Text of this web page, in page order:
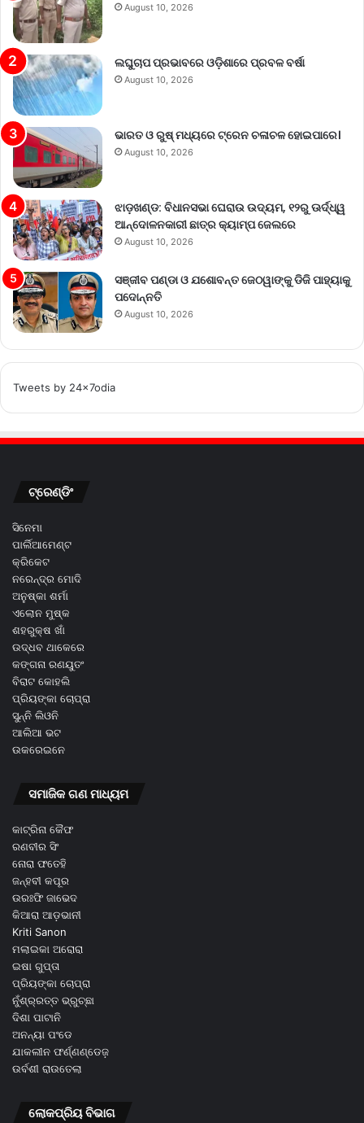
August 10, 2026
ଲଘୁଚାପ ପ୍ରଭାବରେ ଓଡ଼ିଶାରେ ପ୍ରବଳ ବର୍ଷା
August 10, 2026
ଭାରତ ଓ ରୁଷ୍ ମଧ୍ୟରେ ଟ୍ରେନ ଚଳାଚଳ ହୋଇପାରେ।
August 10, 2026
ଝାଡ଼ଖଣ୍ଡ: ବିଧାନସଭା ଘେରାଉ ଉଦ୍ୟମ, ୧୨ରୁ ଊର୍ଦ୍ଧ୍ୱ
ଆନ୍ଦୋଳନକାରୀ ଛାତ୍ର କ୍ୟାମ୍ପ ଜେଲରେ
August 10, 2026
ସଞ୍ଜୀବ ପଣ୍ଡା ଓ ଯଶୋବନ୍ତ ଜେଠୱାଙ୍କୁ ଡିଜି ପାହ୍ୟାକୁ
ପଦୋନ୍ନତି
August 10, 2026
Tweets by 24x7odia
ଟ୍ରେଣ୍ଡିଂ
ସିନେମା
ପାର୍ଲିଆମେଣ୍ଟ
କ୍ରିକେଟ
ନରେନ୍ଦ୍ର ମୋଦି
ଅନୁଷ୍କା ଶର୍ମା
ଏଲୋନ ମୁଷ୍କ
ଶହରୁକ୍ଷ ଖାଁ
ଉଦ୍ଧବ ଥାକେରେ
କଙ୍ଗନା ରଣୟୁତଂ
ବିରାଟ କୋହଲି
ପ୍ରିୟଙ୍କା ଚୋପ୍ରା
ସୁନ୍ନି ଲିଓନି
ଆଲିଆ ଭଟ
ଉକରେଇନେ
ସମାଜିକ ଗଣ ମାଧ୍ୟମ
କାଟ୍ରିନା କୈଫ
ରଣବୀର ସିଂ
ନୋରା ଫତେହି
ଜନ୍ହବୀ କପୂର
ଉରଃଫି ଜାଭେଦ
କିଆରା ଆଡ଼ଭାନୀ
Kriti Sanon
ମଲାଇକା ଅରୋରା
ଇଷା ଗୁପ୍ତା
ପ୍ରିୟଙ୍କା ଚୋପ୍ରା
ନୁଁଶ୍ର୍ରତ୍ତ ଭ୍ରୁଚ୍ଛା
ଦିଶା ପାଟାନି
ଅନନ୍ୟା ପଂଡେ
ଯାକଲୀନ ଫର୍ଣ୍ଣଣ୍ଡେଜ଼
ଉର୍ବଶୀ ରାଉତେଲା
ଲୋକପ୍ରିୟ ବିଭାଗ